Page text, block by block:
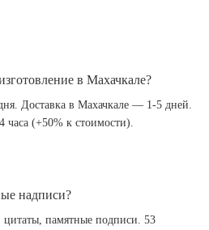
в Махачкале?
Доставка в Махачкале — 1-5 дней.
часа (+50% к стоимости).
надписи?
памятные подписи. 53